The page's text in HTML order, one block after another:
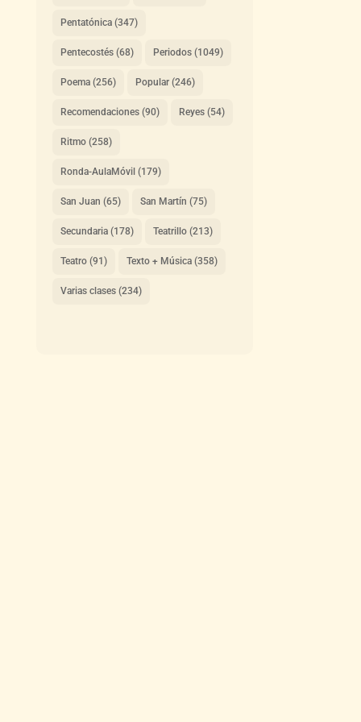
Pentatónica(347)
Pentecostés(68) Periodos(1049)
Poema(256) Popular(246)
Recomendaciones(90) Reyes(54)
Ritmo(258)
Ronda-AulaMóvil (179)
San Juan (65) San Martín (75)
Secundaria(178) Teatrillo(213)
Teatro(91) Texto + Música(358)
Varias clases(234)